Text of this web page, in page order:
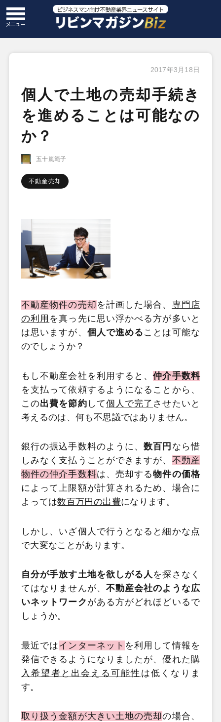
2017年3月18日
個人で土地の売却手続き
を進めることは可能なの
か？
五十嵐範子
不動産売却
不動産物件の売却 を計画した場合、 専門店
の利用 を真っ先に思い浮かべる方が多いと
は思いますが、 個人で進める ことは可能な
のでしょうか？
もし不動産会社を利用すると、仲介手数料
を支払って依頼するようになることから、
この出費を節約 して個人で完了 させたいと
考えるのは、何も不思議ではありません。
銀行の振込手数料のように、数百円 なら惜
しみなく支払うことができますが、 不動産
物件の仲介手数料は、売却する物件の価格
によって上限額が計算されるため、場合に
よっては数百万円の出費になります。
しかし、いざ個人で行うとなると細かな点
で大変なことがあります。
自分が手放す土地を欲しがる人 を探さなく
てはなりませんが、 不動産会社のような広
いネットワーク がある方がどれほどいるで
しょうか。
最近では インターネット を利用して情報を
発信できるようになりましたが、優れた購
入希望者と出会える可能性 は低くなりま
す。
取り扱う金額が大きい土地の売却の場合、